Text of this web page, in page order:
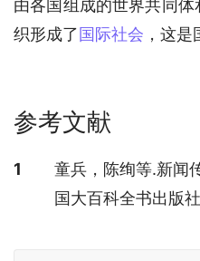
由各国组成的世界共同
织形成了国际社会 ，这
参考文献
参考文献
1
童兵，陈绚等.新闻
国大百科全书出版